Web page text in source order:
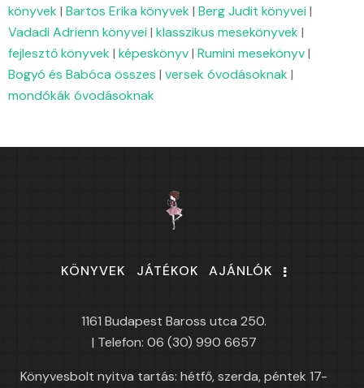
könyvek | Bartos Erika könyvek | Berg Judit könyvei |
Vadadi Adrienn könyvei | klasszikus mesekönyvek |
fejlesztő könyvek | képeskönyv| Rumini mesekönyv|
Bogyó és Babóca összes | versek óvodásoknak |
mondókák óvodásoknak
KÖNYVEK JÁTÉKOK AJÁNLÓK
1161 Budapest Baross utca 250.
| Telefon: 06 (30) 990 6657
Könyvesbolt nyitva tartás: hétfő, szerda, péntek 17-